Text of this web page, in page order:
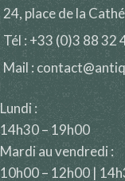
24, place de la
Tél : +33 (0)3 88 32
Mail :
Lundi :
14h30 – 19h00
Mardi au vendredi :
10h00 – 12h00 |